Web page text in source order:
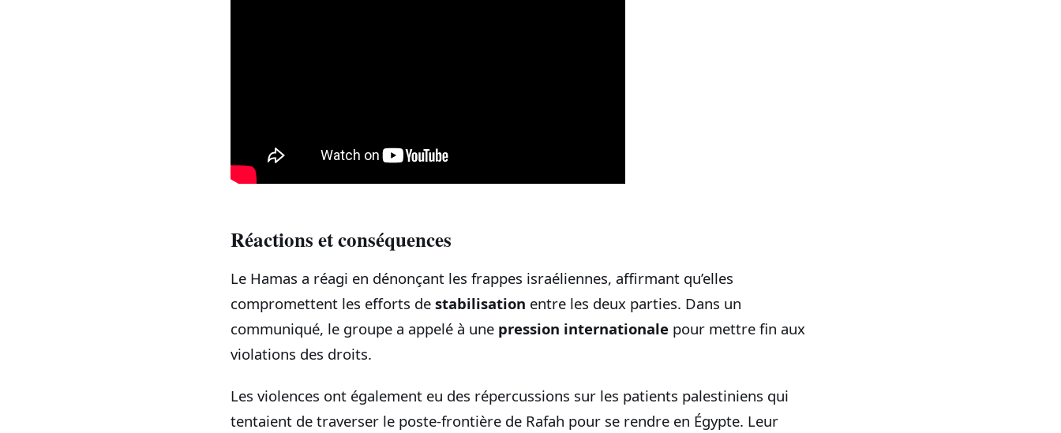
Réactions et conséquences
Le Hamas a réagi en dénonçant les frappes israéliennes, affirmant qu’elles
compromettent les efforts de stabilisation entre les deux parties. Dans un
communiqué, le groupe a appelé à une pression internationale pour mettre fin aux
violations des droits.
Les violences ont également eu des répercussions sur les patients palestiniens qui
tentaient de traverser le poste-frontière de Rafah pour se rendre en Égypte. Leur